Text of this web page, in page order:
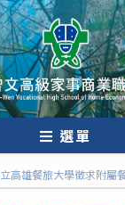
選單
高雄餐旅大學徵求附屬